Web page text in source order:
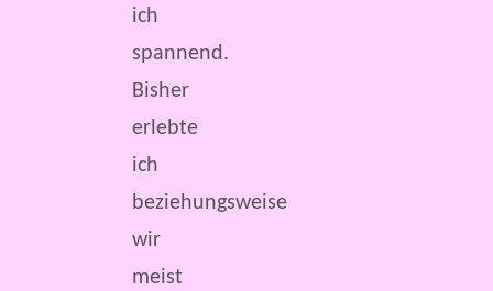
ich
spannend.
Bisher
erlebte
ich
beziehungsweise
wir
meist